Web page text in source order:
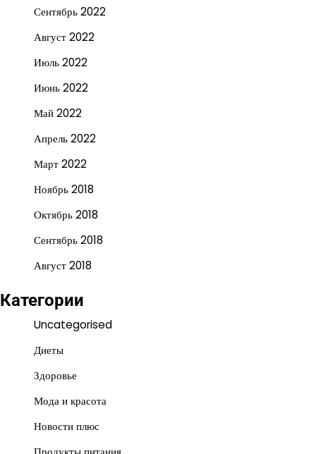
Сентябрь 2022
Август 2022
Июль 2022
Июнь 2022
Май 2022
Апрель 2022
Март 2022
Ноябрь 2018
Октябрь 2018
Сентябрь 2018
Август 2018
Категории
Uncategorised
Диеты
Здоровье
Мода и красота
Новости плюс